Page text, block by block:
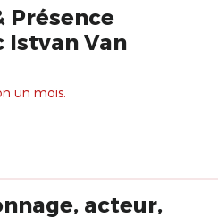
Présence
Istvan Van
un mois.
acteur,